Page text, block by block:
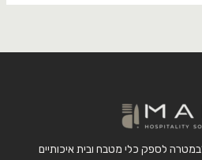
MAR1 הוקמה בשנת 1972במטרה לספק כלי מטבח ובית איכותיים